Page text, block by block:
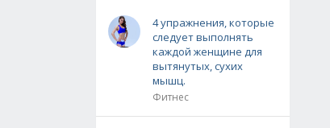
4 упражнения, которые
следует выполнять
каждой женщине для
вытянутых, сухих
мышц.
Фитнес